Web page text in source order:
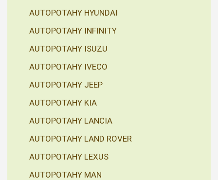
AUTOPOTAHY HYUNDAI
AUTOPOTAHY INFINITY
AUTOPOTAHY ISUZU
AUTOPOTAHY IVECO
AUTOPOTAHY JEEP
AUTOPOTAHY KIA
AUTOPOTAHY LANCIA
AUTOPOTAHY LAND ROVER
AUTOPOTAHY LEXUS
AUTOPOTAHY MAN